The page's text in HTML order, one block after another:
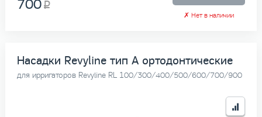
✗ Нет в наличии
700
Насадки Revyline тип А ортодонтические
для ирригаторов Revyline RL 100/300/400/500/600/700/900